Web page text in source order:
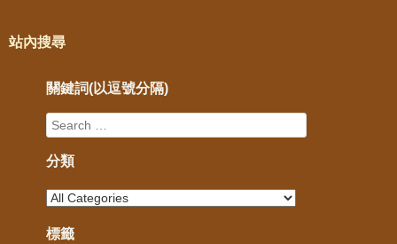
站內搜尋
關鍵詞(以逗號分隔)
分類
標籤